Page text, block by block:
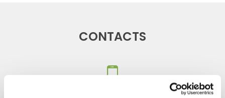
CONTACTS